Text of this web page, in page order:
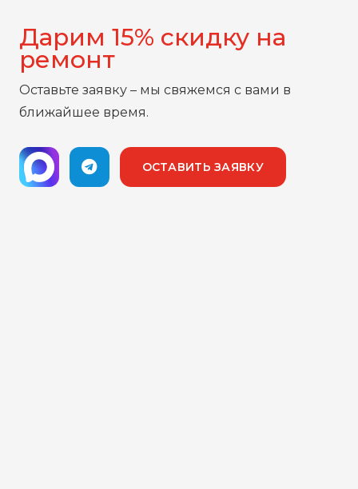
Дарим 15% скидку на
ремонт
Оставьте заявку – мы свяжемся с вами в
ближайшее время.
ОСТАВИТЬ ЗАЯВКУ